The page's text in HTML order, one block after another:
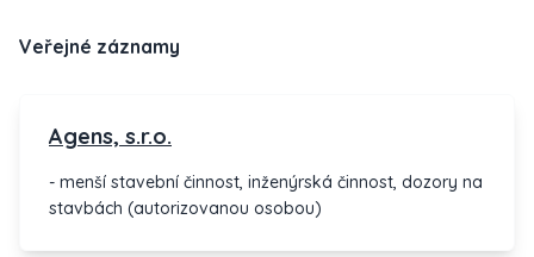
Veřejné záznamy
Agens, s.r.o.
- menší stavební činnost, inženýrská činnost, dozory na
stavbách (autorizovanou osobou)